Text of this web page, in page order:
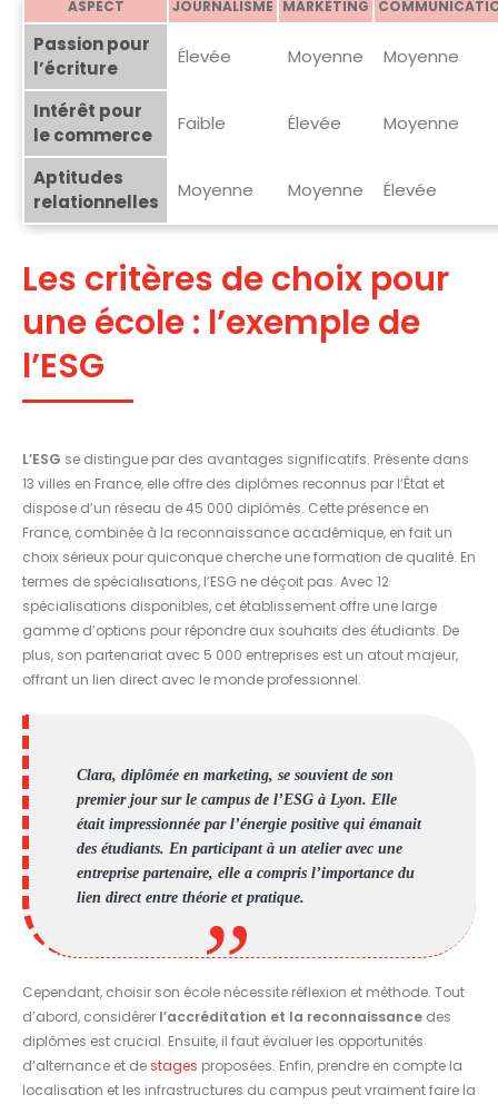
ASPECT JOURNALISME MARKETING
Passion pour
l’écriture
Élevée Moyenne Moyenne
Intérêt pour
le commerce
Faible Élevée Moyenne
Aptitudes
relationnelles
Moyenne Moyenne Élevée
Les critères de choix pour
une école : l’exemple de
l’ESG
L’ESG se distingue par des avantages significatifs. Présente dans
13 villes en France, elle offre des diplômes reconnus par l’État et
dispose d’un réseau de 45 000 diplômés. Cette présence en
France, combinée à la reconnaissance académique, en fait un
choix sérieux pour quiconque cherche une formation de qualité. En
termes de spécialisations, l’ESG ne déçoit pas. Avec 12
spécialisations disponibles, cet établissement offre une large
gamme d’options pour répondre aux souhaits des étudiants. De
plus, son partenariat avec 5 000 entreprises est un atout majeur,
offrant un lien direct avec le monde professionnel.
Clara, diplômée en marketing, se souvient de son
premier jour sur le campus de l’ESG à Lyon. Elle
était impressionnée par l’énergie positive qui émanait
des étudiants. En participant à un atelier avec une
entreprise partenaire, elle a compris l’importance du
lien direct entre théorie et pratique.
Cependant, choisir son école nécessite réflexion et méthode. Tout
d’abord, considérer l’accréditation et la reconnaissance des
diplômes est crucial. Ensuite, il faut évaluer les opportunités
d’alternance et destages proposées. Enfin, prendre en compte la
localisation et les infrastructures du campus peut vraiment faire la